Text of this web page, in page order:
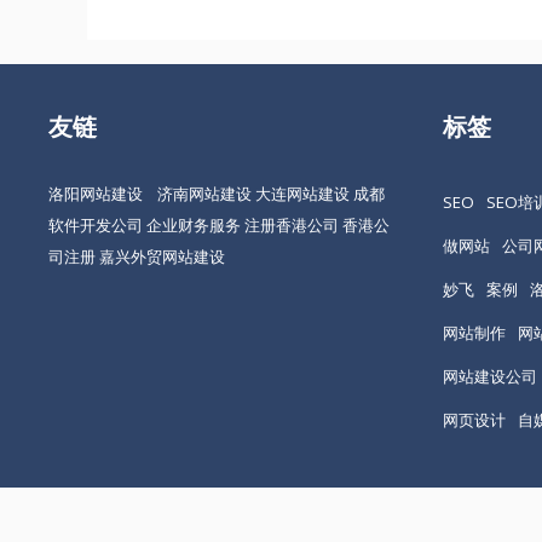
友链
洛阳网站建设 济南网站建设 大连网站建设 成都
软件开发公司 企业财务服务 注册香港公司 香港公
司注册嘉兴外贸网站建设
标签
SEO
SEO培
做网站 公司
妙飞 案例
网站制作
网
网站建设公司
网页设计
自